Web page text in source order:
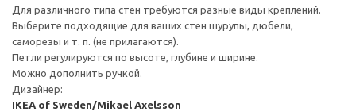
Для различного типа стен требуются разные виды креплений.
Выберите подходящие для ваших стен шурупы, дюбели,
саморезы и т. п. (не прилагаются).
Петли регулируются по высоте, глубине и ширине.
Можно дополнить ручкой.
Дизайнер:
IKEA of Sweden/Mikael Axelsson